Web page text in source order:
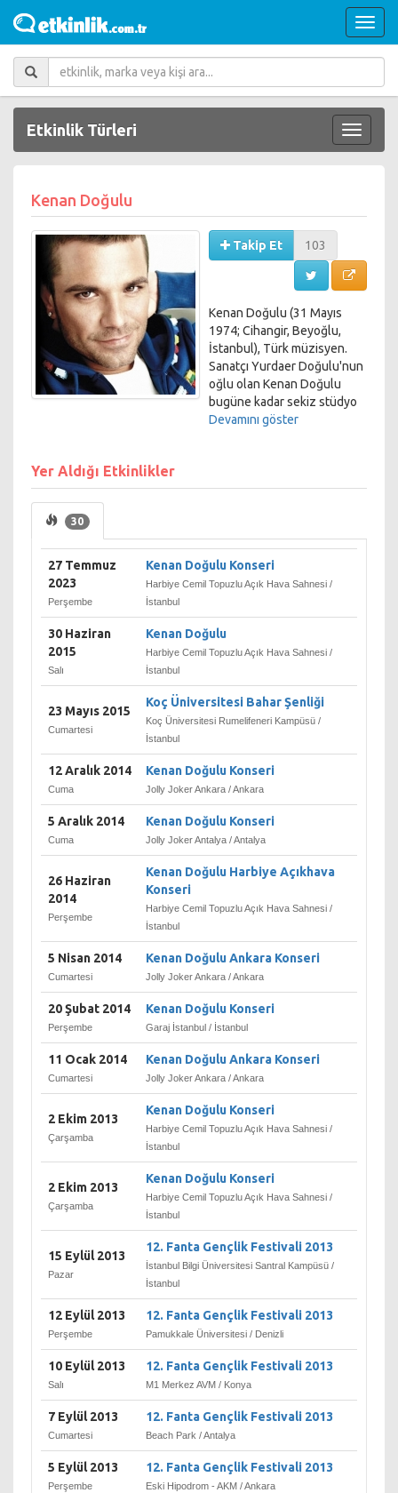
Etkinlik Türleri
Kenan Doğulu
Takip Et 103
Kenan Doğulu (31 Mayıs
1974; Cihangir, Beyoğlu,
İstanbul), Türk müzisyen.
Sanatçı Yurdaer Doğulu'nun
oğlu olan Kenan Doğulu
bugüne kadar sekiz stüdyo
albümüne imza attı. Doğulu
dördüncü olarak tamamladı.
Devamını göster
Yer Aldığı Etkinlikler
30
27 Temmuz
2023
Perşembe
Kenan Doğulu Konseri
Harbiye Cemil Topuzlu Açık Hava Sahnesi /
İstanbul
30 Haziran
2015
Salı
Kenan Doğulu
Harbiye Cemil Topuzlu Açık Hava Sahnesi /
İstanbul
23 Mayıs 2015
Cumartesi
Koç Üniversitesi Bahar Şenliği
Koç Üniversitesi Rumelifeneri Kampüsü /
İstanbul
12 Aralık 2014
Cuma
Kenan Doğulu Konseri
Jolly Joker Ankara / Ankara
5 Aralık 2014
Cuma
Kenan Doğulu Konseri
Jolly Joker Antalya / Antalya
26 Haziran
2014
Perşembe
Kenan Doğulu Harbiye Açıkhava
Konseri
Harbiye Cemil Topuzlu Açık Hava Sahnesi /
İstanbul
5 Nisan 2014
Cumartesi
Kenan Doğulu Ankara Konseri
Jolly Joker Ankara / Ankara
20 Şubat 2014
Perşembe
Kenan Doğulu Konseri
Garaj İstanbul / İstanbul
11 Ocak 2014
Cumartesi
Kenan Doğulu Ankara Konseri
Jolly Joker Ankara / Ankara
2 Ekim 2013
Çarşamba
Kenan Doğulu Konseri
Harbiye Cemil Topuzlu Açık Hava Sahnesi /
İstanbul
2 Ekim 2013
Çarşamba
Kenan Doğulu Konseri
Harbiye Cemil Topuzlu Açık Hava Sahnesi /
İstanbul
15 Eylül 2013
Pazar
12. Fanta Gençlik Festivali 2013
İstanbul Bilgi Üniversitesi Santral Kampüsü /
İstanbul
12 Eylül 2013
Perşembe
12. Fanta Gençlik Festivali 2013
Pamukkale Üniversitesi / Denizli
10 Eylül 2013
Salı
12. Fanta Gençlik Festivali 2013
M1 Merkez AVM / Konya
7 Eylül 2013
Cumartesi
12. Fanta Gençlik Festivali 2013
Beach Park / Antalya
5 Eylül 2013
Perşembe
12. Fanta Gençlik Festivali 2013
Eski Hipodrom - AKM / Ankara